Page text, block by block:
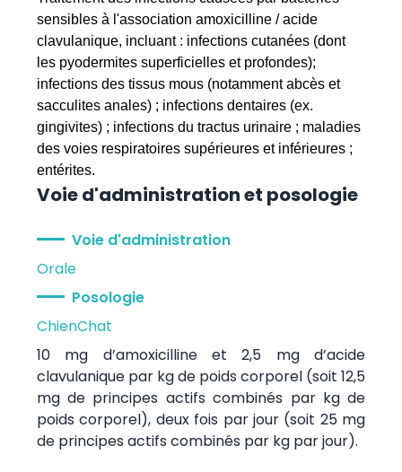
sensibles à l'association amoxicilline / acide
clavulanique, incluant : infections cutanées (dont
les pyodermites superficielles et profondes);
infections des tissus mous (notamment abcès et
sacculites anales) ; infections dentaires (ex.
gingivites) ; infections du tractus urinaire ; maladies
des voies respiratoires supérieures et inférieures ;
entérites.
Voie d'administration et posologie
Voie d'administration
Orale
Posologie
ChienChat
10 mg d’amoxicilline et 2,5 mg d’acide
clavulanique par kg de poids corporel (soit 12,5
mg de principes actifs combinés par kg de
poids corporel), deux fois par jour (soit 25 mg
de principes actifs combinés par kg par jour).